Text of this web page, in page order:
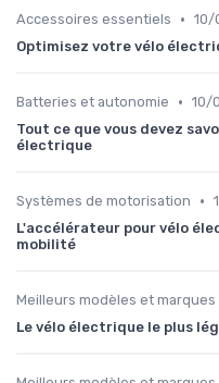
Accessoires essentiels • 10/
Optimisez votre vélo
Batteries et autonomie • 10/
Tout ce que vous devez
électrique
Systèmes de motorisation •
L'accélérateur pour vélo
mobilité
Meilleurs modèles et marques
Le vélo électrique le plus